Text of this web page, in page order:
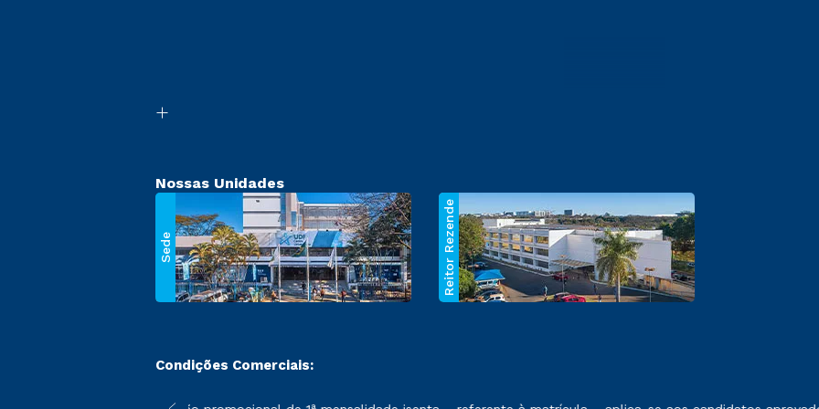
Nossas Unidades
Sede Reitor Rezende
Condições Comerciais: